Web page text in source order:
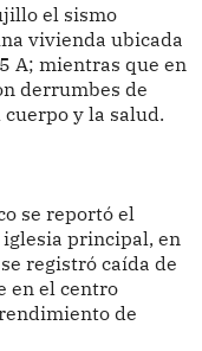
el sismo
vivienda ubicada
A; mientras que en
derrumbes de
y la salud.
se reportó el
principal, en
registró caída de
en el centro
de